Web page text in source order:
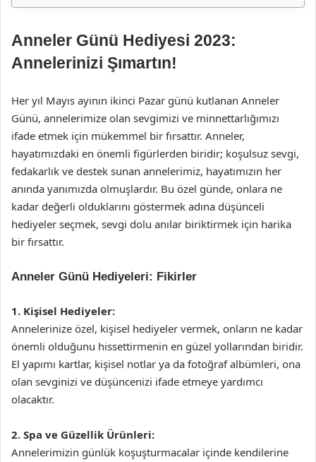
Anneler Günü Hediyesi 2023:
Annelerinizi Şımartın!
Her yıl Mayıs ayının ikinci Pazar günü kutlanan Anneler
Günü, annelerimize olan sevgimizi ve minnettarlığımızı
ifade etmek için mükemmel bir fırsattır. Anneler,
hayatımızdaki en önemli figürlerden biridir; koşulsuz sevgi,
fedakarlık ve destek sunan annelerimiz, hayatımızın her
anında yanımızda olmuşlardır. Bu özel günde, onlara ne
kadar değerli olduklarını göstermek adına düşünceli
hediyeler seçmek, sevgi dolu anılar biriktirmek için harika
bir fırsattır.
Anneler Günü Hediyeleri: Fikirler
1. Kişisel Hediyeler:
Annelerinize özel, kişisel hediyeler vermek, onların ne kadar
önemli olduğunu hissettirmenin en güzel yollarından biridir.
El yapımı kartlar, kişisel notlar ya da fotoğraf albümleri, ona
olan sevginizi ve düşüncenizi ifade etmeye yardımcı
olacaktır.
2. Spa ve Güzellik Ürünleri:
Annelerimizin günlük koşuşturmacalar içinde kendilerine